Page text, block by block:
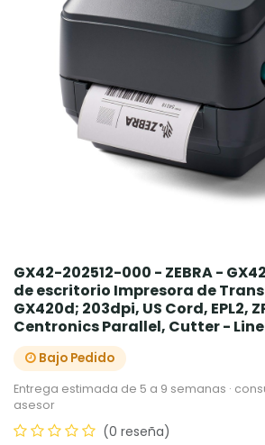
GX42-202512-000 - ZEBRA -
de escritorio Impresora de
GX420d; 203dpi, US Cord, EPL2,
Centronics Parallel, Cutter -
Bajo Pedido
Entrega estimada de 5 a 9 semanas ·
asesor
(0 reseña)